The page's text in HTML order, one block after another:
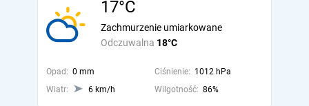
17°C
Odczuwalna 18°C
Zachmurzenie umiarkowane
Opad: 0 mm Ciśnienie: 1012 hPa
Wiatr:
6 km/h Wilgotność: 86%